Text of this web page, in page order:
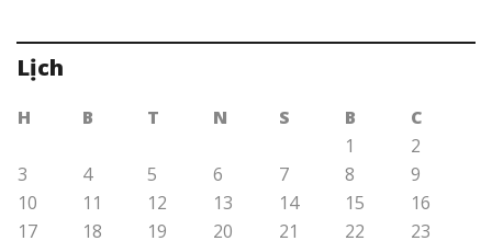
Lịch
H B T N S B
C
1
2
3
4 5 6 7 8
9
10
11 12 13 14 15
16
17
18 19 20 21 22
23